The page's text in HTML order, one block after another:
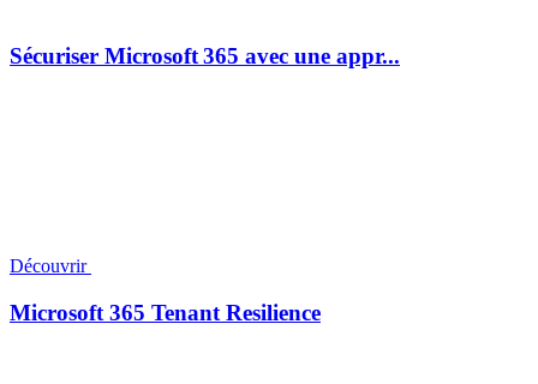
Sécuriser Microsoft 365 avec une appr...
Découvrir
Microsoft 365 Tenant Resilience